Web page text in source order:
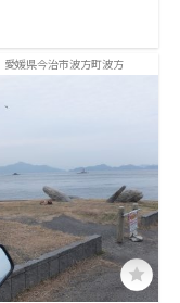
愛媛県今治市波方町波方